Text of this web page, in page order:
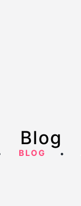
Blog
BLOG